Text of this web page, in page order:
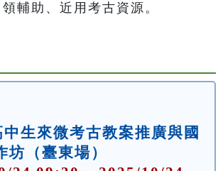
輔助、近用考古資源。
生來微考古教案推廣與國
坊（臺東場）